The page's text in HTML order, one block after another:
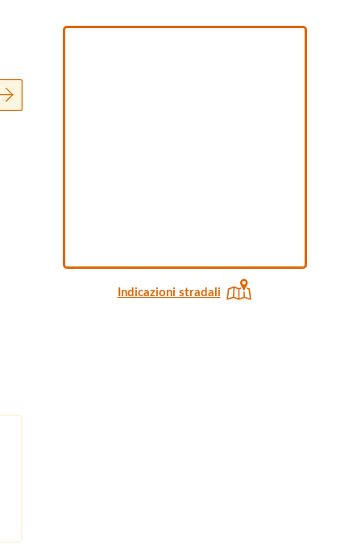
Indicazioni stradali